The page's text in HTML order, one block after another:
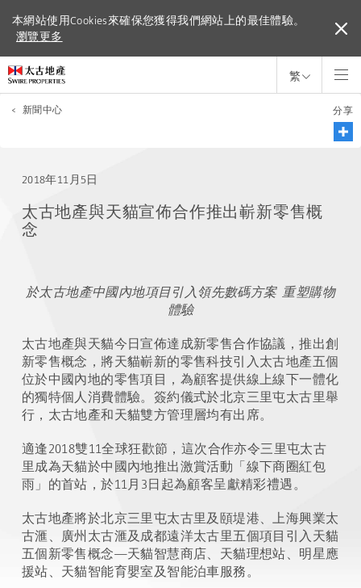
本網站使用Cookies來確保您獲得我們網站上的最佳體驗。
瀏覽更多
本網站使用Cookies來確保您獲得我們網站上的最佳體驗。
瀏覽更多
繁
< 新聞中心 分享
2018年11月5日
太古地產與天貓宣佈合作推出嶄新零售概
念
於太古地產中國內地項目引入領先數碼方案 重塑購物
體驗
太古地產與天貓今日宣佈達成新零售合作協議，推出創
新零售概念，將天貓嶄新的零售科技引入太古地產五個
位於中國內地的零售項目，為顧客提供線上線下一體化
的獨特個人消費體驗。簽約儀式於北京三里屯太古里舉
行，太古地產和天貓雙方管理層均有出席。
適逢2018雙11全球狂歡節，這次合作亦令三里屯太古
里成為天貓於中國內地推出激賞活動「線下商圈紅包
雨」的首站，於11月3日起為顧客呈獻精彩禮遇。
太古地產將於北京三里屯太古里及頤堤港、上海興業太
古滙、廣州太古滙及成都遠洋太古里五個項目引入天貓
五個新零售概念—天貓智慧商店、天貓理想站、明星應
援站、天貓智能育嬰室及智能泊車服務。